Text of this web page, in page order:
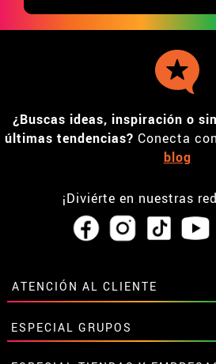
¿Buscas ideas, inspiración o
últimas tendencias? Conecta
blog
¡Diviérte en nuestras
ATENCIÓN AL CLIENTE
• Horario tienda IBI
•Descuento estudiantes
ESPECIAL GRUPOS